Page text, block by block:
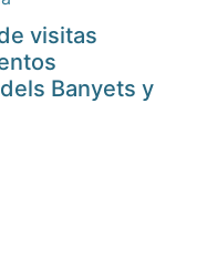
visitas
Banyets y